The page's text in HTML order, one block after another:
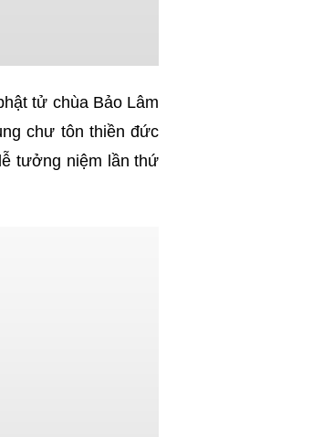
tử chùa Bảo Lâm
chư tôn thiền đức
tưởng niệm lần thứ